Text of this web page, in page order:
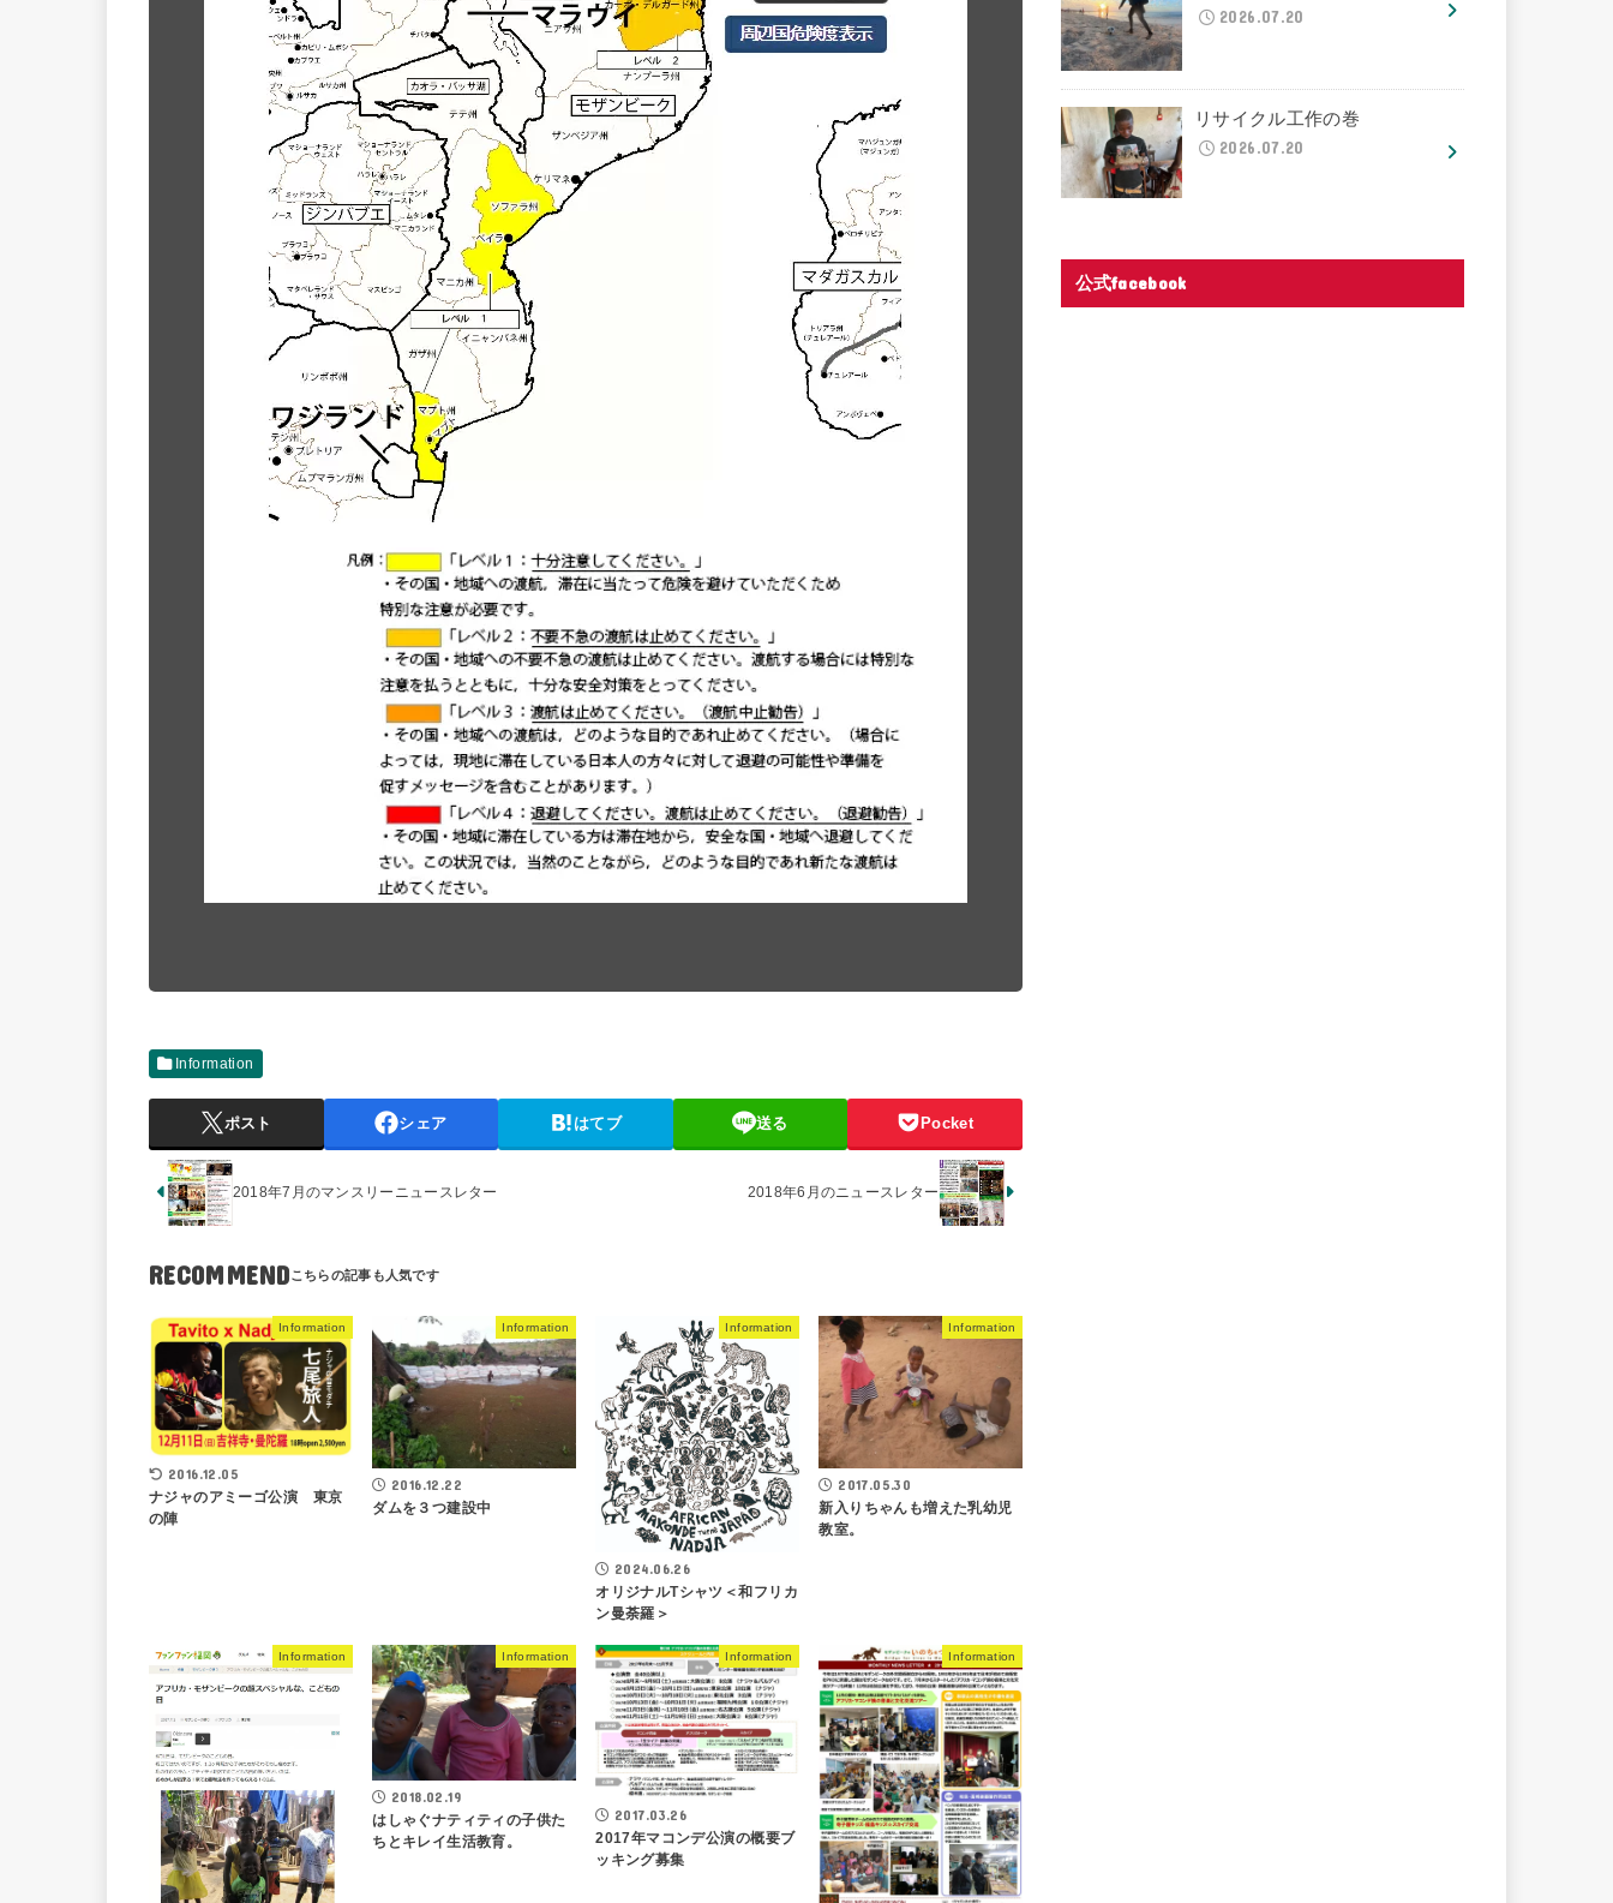
Information
ポスト シェア はてブ 送る Pocket
2018年7月のマンスリーニュースレター 2018年6月のニュースレター
RECOMMEND
Information
2016.12.05
ナジャのアミーゴ公演 東京
の陣
Information
2016.12.22
ダムを３つ建設中
Information
2024.06.26
オリジナルTシャツ＜和フリカ
ン曼荼羅＞
Information
2017.05.30
新入りちゃんも増えた乳幼児
教室。
Information Information
2018.02.19
はしゃぐナティティの子供た
ちとキレイ生活教育。
Information
2017.03.26
2017年マコンデ公演の概要ブ
ッキング募集
Information
2026.07.20
リサイクル工作の巻
2026.07.20
公式facebook